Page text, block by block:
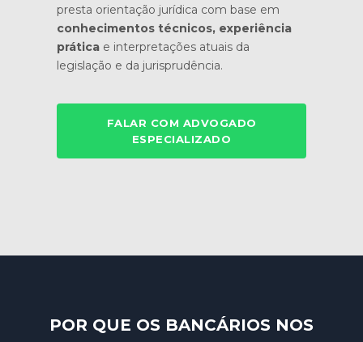
presta orientação jurídica com base em
conhecimentos técnicos, experiência
prática e interpretações atuais da
legislação e da jurisprudência.
FALAR COM ADVOGADO
ESPECIALIZADO
POR QUE OS BANCÁRIOS NOS